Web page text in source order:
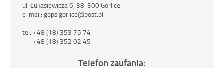
ul. Łukasiewicza 6, 38-300 Gorlice
e-mail: gops.gorlice@post.pl
tel. +48 (18) 353 75 74
+48 (18) 352 02 45
Telefon zaufania: